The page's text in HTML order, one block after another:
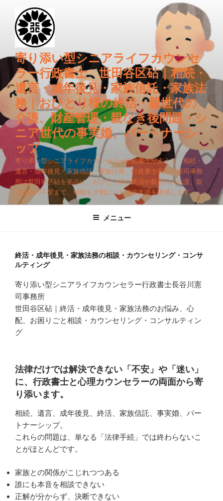
キ
プ
寄り添い型シニアライフカウンセ
ラー行政書士 世田谷区砧｜相続・
遺言・成年後見・家族信託・家族法
務｜おひとり様の終活・親世代の
介護、財産管理・親なき後問題・シ
ニア世代の事実婚、パートナーシ
ップ
寄り添い型シニアライフカウンセラー行政書士が支える、相続・
遺言・成年後見・家族信託・家族法務。行政書士長谷川憲司事務
所は世田谷区砧を拠点に、おひとり様の終活や親世代の介護、親
なき後の不安まで、傾聴を大切にした法的支援を提供します。
メニュー
終活・成年後見・家族法務の相談・カウンセリング・コンサ
ルティング
寄り添い型シニアライフカウンセラー行政書士長谷川憲
司事務所
世田谷区砧｜終活・成年後見・家族法務のお悩み、心
配、お困りごと相談・カウンセリング・コンサルティン
グ
法律だけでは解決できない「不安」や「迷い」
に、行政書士と心理カウンセラーの両面から寄
り添います。
相続、遺言、成年後見、終活、家族信託、事実婚、パー
トナーシップ。
これらの問題は、単なる「法律手続」では終わらないこ
とがほとんどです。
家族との関係がこじれつつある
誰にも本音を相談できない
正解が分からず、決断できない